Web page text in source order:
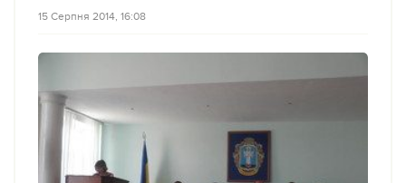
15 Серпня 2014, 16:08